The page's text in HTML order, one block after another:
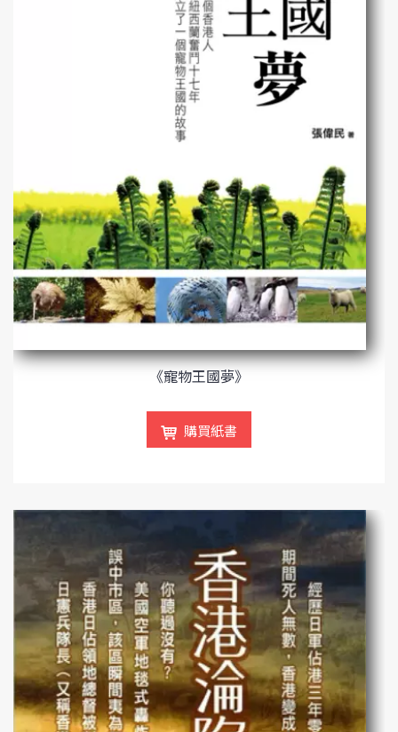
《寵物王國夢》
購買紙書